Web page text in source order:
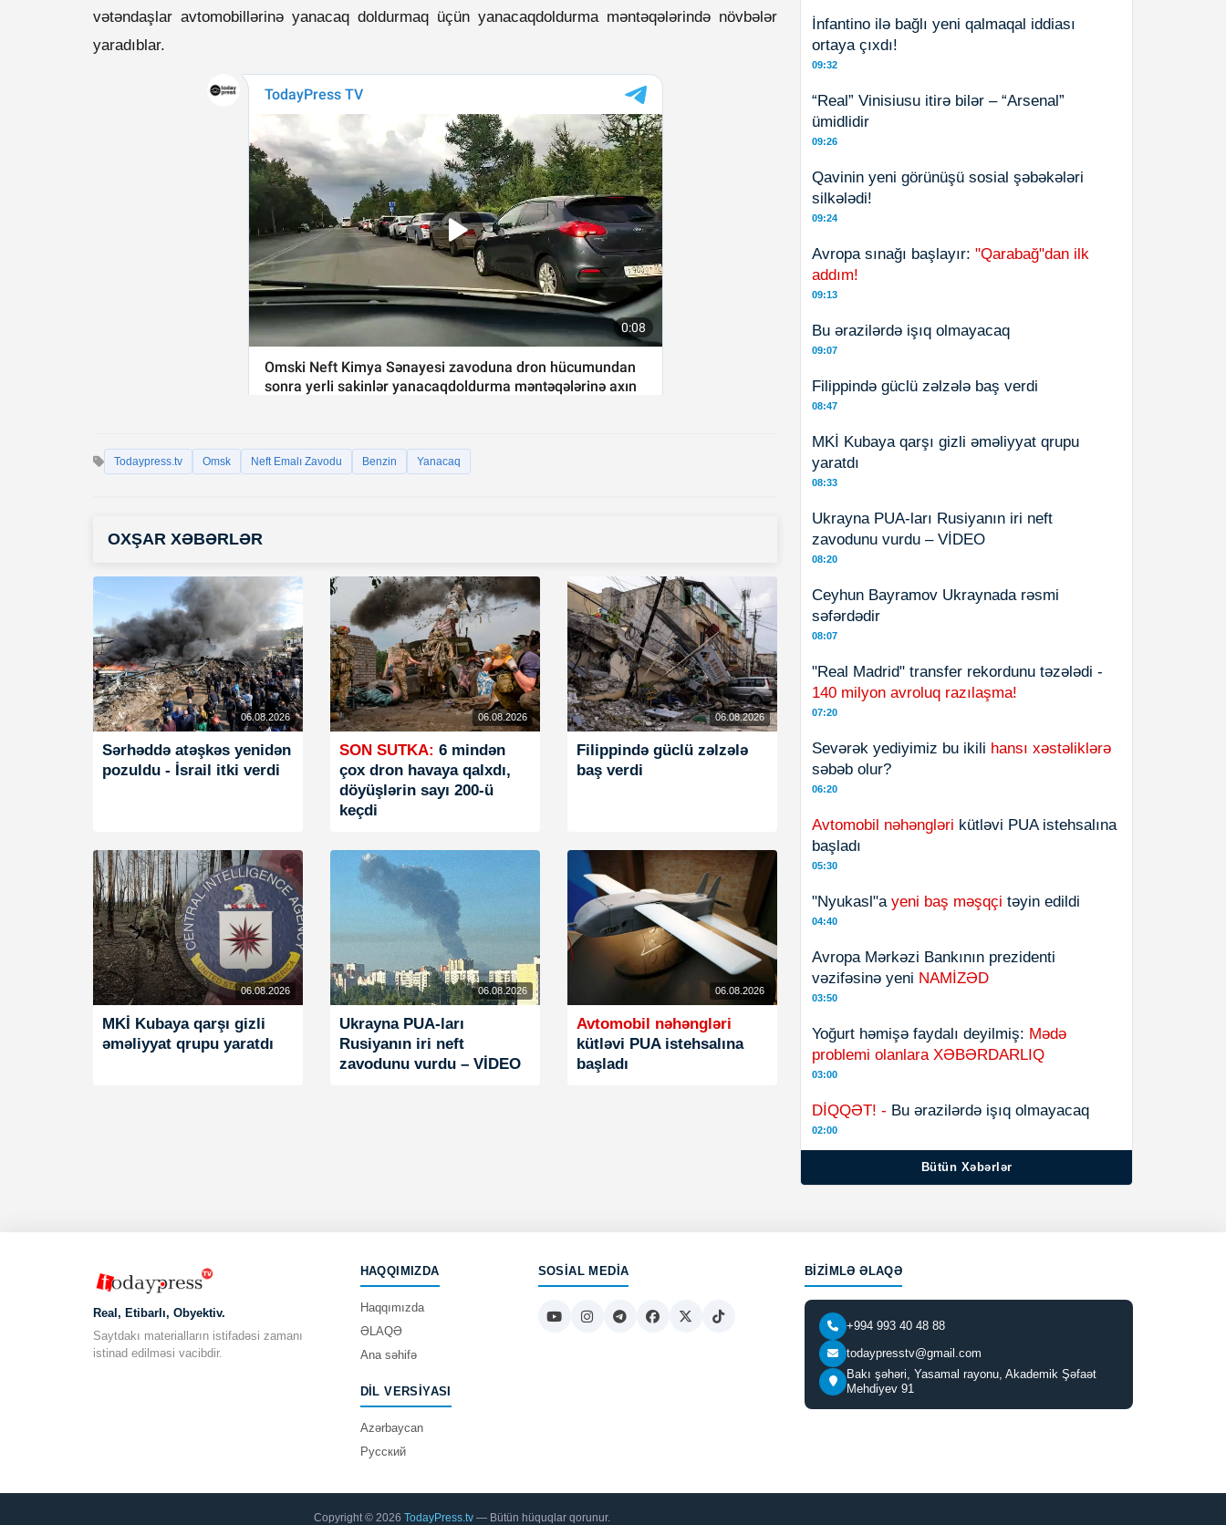
vətəndaşlar avtomobillərinə yanacaq doldurmaq üçün yanacaqdoldurma məntəqələrində növbələr
yaradıblar.
Todaypress.tv Omsk Neft Emalı Zavodu Benzin Yanacaq
OXŞAR XƏBƏRLƏR
06.08.2026
Sərhəddə atəşkəs yenidən
pozuldu - İsrail itki verdi
06.08.2026
SON SUTKA: 6 mindən
çox dron havaya qalxdı,
döyüşlərin sayı 200-ü
keçdi
06.08.2026
Filippində güclü zəlzələ
baş verdi
06.08.2026
MKİ Kubaya qarşı gizli
əməliyyat qrupu yaratdı
06.08.2026
Ukrayna PUA-ları
Rusiyanın iri neft
zavodunu vurdu – VİDEO
06.08.2026
Avtomobil nəhəngləri
kütləvi PUA istehsalına
başladı
İnfantino ilə bağlı yeni qalmaqal iddiası
ortaya çıxdı!
09:32
“Real” Vinisiusu itirə bilər – “Arsenal”
ümidlidir
09:26
Qavinin yeni görünüşü sosial şəbəkələri
silkələdi!
09:24
Avropa sınağı başlayır: "Qarabağ"dan ilk
addım!
09:13
Bu ərazilərdə işıq olmayacaq
09:07
Filippində güclü zəlzələ baş verdi
08:47
MKİ Kubaya qarşı gizli əməliyyat qrupu
yaratdı
08:33
Ukrayna PUA-ları Rusiyanın iri neft
zavodunu vurdu – VİDEO
08:20
Ceyhun Bayramov Ukraynada rəsmi
səfərdədir
08:07
"Real Madrid" transfer rekordunu təzələdi -
140 milyon avroluq razılaşma!
07:20
Sevərək yediyimiz bu ikili hansı xəstəliklərə
səbəb olur?
06:20
Avtomobil nəhəngləri kütləvi PUA istehsalına
başladı
05:30
"Nyukasl"a yeni baş məşqçi təyin edildi
04:40
Avropa Mərkəzi Bankının prezidenti
vəzifəsinə yeni NAMİZƏD
03:50
Yoğurt həmişə faydalı deyilmiş: Mədə
problemi olanlara XƏBƏRDARLIQ
03:00
DİQQƏT! - Bu ərazilərdə işıq olmayacaq
02:00
Bütün Xəbərlər
Real, Etibarlı, Obyektiv.
Saytdakı materialların istifadəsi zamanı
istinad edilməsi vacibdir.
HAQQIMIZDA
Haqqımızda
ƏLAQƏ
Ana səhifə
DIL VERSIYASI
Azərbaycan
Русский
SOSIAL MEDIA BIZIMLƏ ƏLAQƏ
+994 993 40 48 88
todaypresstv@gmail.com
Bakı şəhəri, Yasamal rayonu, Akademik Şəfaət
Mehdiyev 91
Copyright © 2026TodayPress.tv — Bütün hüquqlar qorunur.